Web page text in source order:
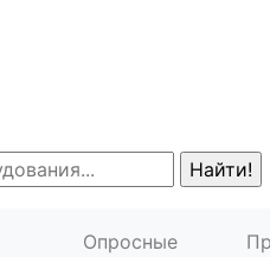
Опросные